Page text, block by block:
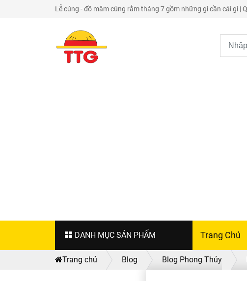
Lễ cúng - đồ mâm cúng rằm tháng 7 gồm những gì cần cái gì |
DANH MỤC SẢN PHẨM Trang Chủ
Trang chủ Blog Blog Phong Thủy